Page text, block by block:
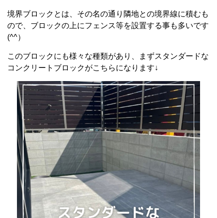
境界ブロックとは、その名の通り隣地との境界線に積むも
ので、ブロックの上にフェンス等を設置する事も多いです
(^^）
このブロックにも様々な種類があり、まずスタンダードな
コンクリートブロックがこちらになります↓